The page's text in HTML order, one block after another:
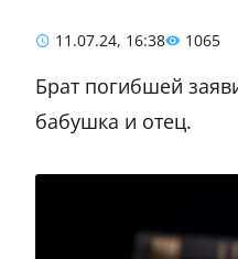
11.07.24, 16:38 1065
Брат погибшей
бабушка и отец.